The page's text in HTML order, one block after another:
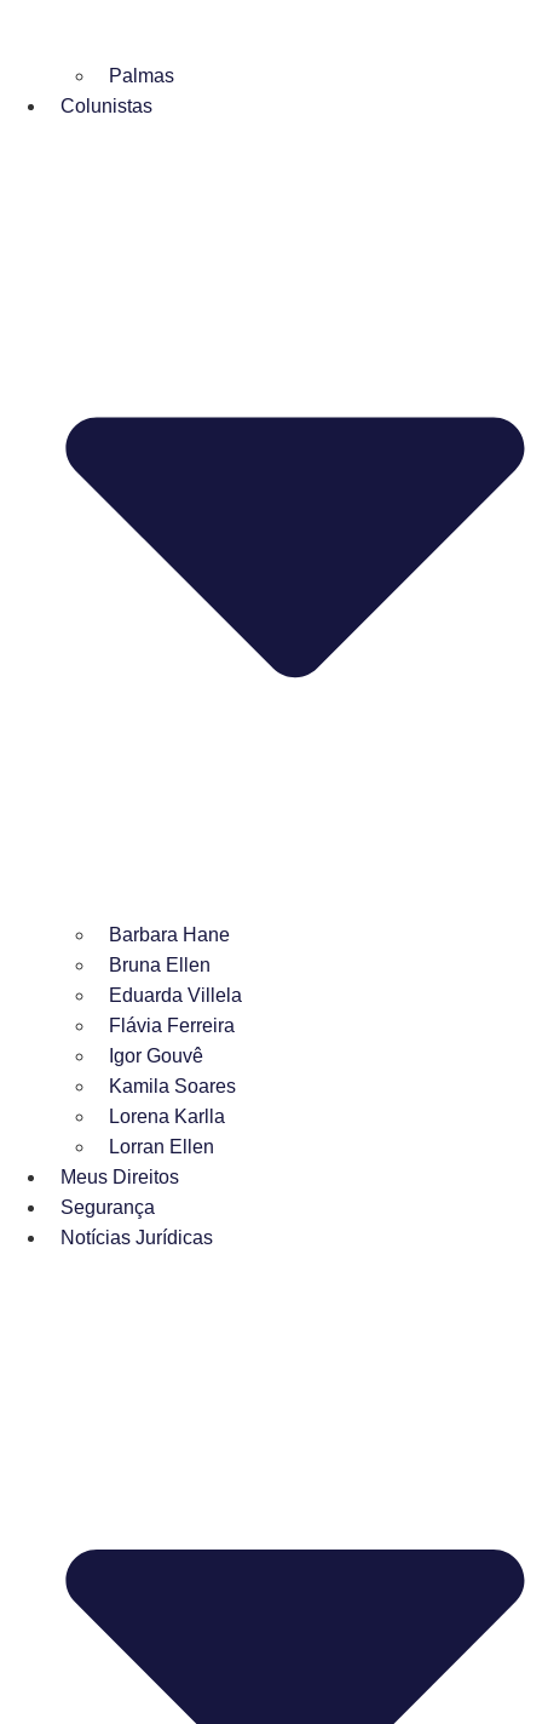
Palmas
Colunistas
Barbara Hane
Bruna Ellen
Eduarda Villela
Flávia Ferreira
Igor Gouvê
Kamila Soares
Lorena Karlla
Lorran Ellen
Meus Direitos
Segurança
Notícias Jurídicas